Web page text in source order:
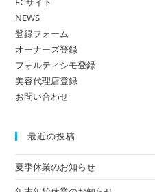
NEWS
登録フォーム
オーナーズ登録
フォルティシモ登録
美容代理店登録
お問い合わせ
最近の投稿
夏季休業のお知らせ